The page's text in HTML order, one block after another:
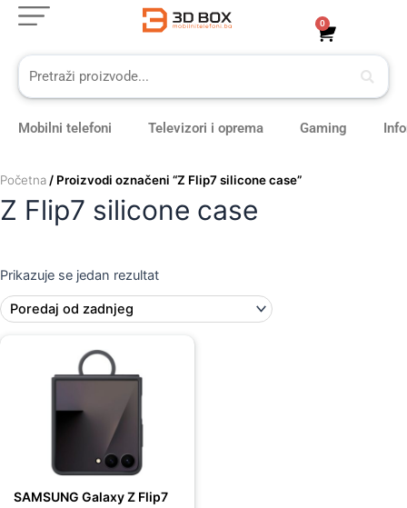
Skip
content
0
Cart
Mobilni telefoni Televizori i oprema Gaming
Početna / Proizvodi označeni “Z Flip7 silicone case”
Z Flip7 silicone case
Prikazuje se jedan rezultat
SAMSUNG Galaxy Z Flip7